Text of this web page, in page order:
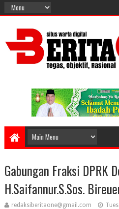
Gabungan Fraksi DPRK
H.Saifannur.S.Sos.
redaksiberitaone@gmail.com